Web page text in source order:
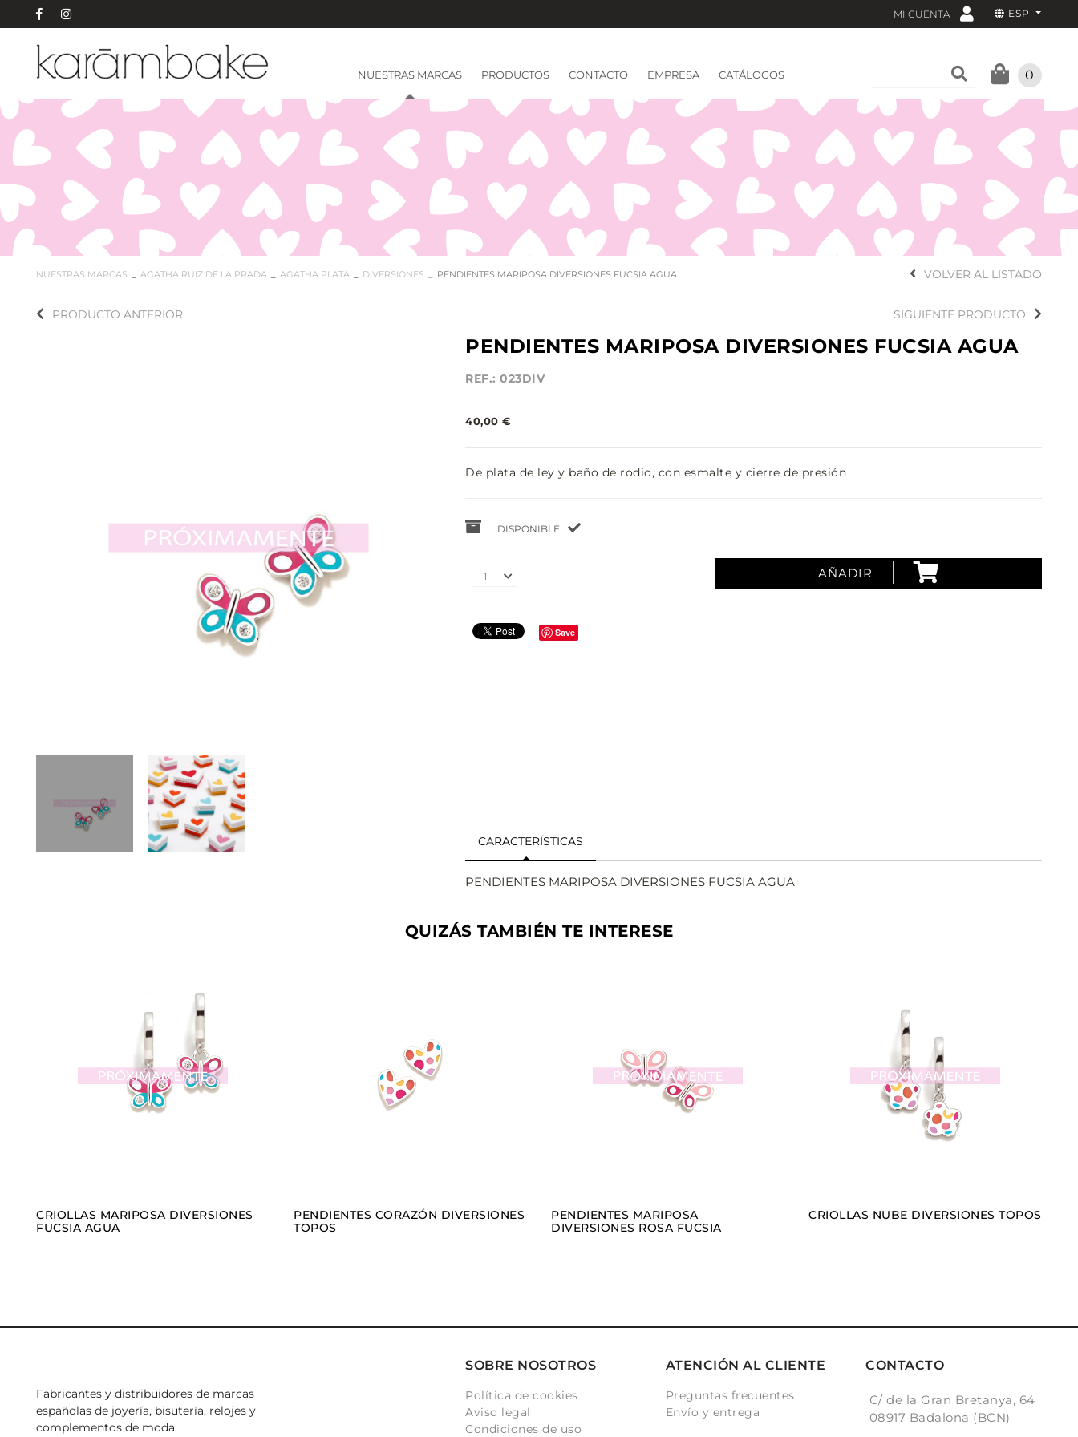
MI CUENTA ESP
NUESTRAS MARCAS PRODUCTOS CONTACTO EMPRESA CATÁLOGOS 0
NUESTRAS MARCAS AGATHA RUIZ DE LA PRADA AGATHA PLATA DIVERSIONES PENDIENTES MARIPOSA DIVERSIONES FUCSIA AGUA VOLVER AL LISTADO
SIGUIENTE PRODUCTO
PRODUCTO ANTERIOR
PENDIENTES MARIPOSA DIVERSIONES FUCSIA AGUA
REF.: 023DIV
40,00 €
De plata de ley y baño de rodio, con esmalte y cierre de presión
DISPONIBLE
1 AÑADIR
Save
CARACTERÍSTICAS
PENDIENTES MARIPOSA DIVERSIONES FUCSIA AGUA
QUIZÁS TAMBIÉN TE INTERESE
VER AÑADIR
CRIOLLAS MARIPOSA DIVERSIONES
FUCSIA AGUA
VER AÑADIR
PENDIENTES CORAZÓN DIVERSIONES
TOPOS
VER AÑADIR
PENDIENTES MARIPOSA
DIVERSIONES ROSA FUCSIA
VER AÑADIR
CRIOLLAS NUBE DIVERSIONES TOPOS
Fabricantes y distribuidores de marcas
españolas de joyería, bisutería, relojes y
complementos de moda.
SOBRE NOSOTROS
Política de cookies
Aviso legal
Condiciones de uso
ATENCIÓN AL CLIENTE
Preguntas frecuentes
Envío y entrega
CONTACTO
C/ de la Gran Bretanya, 64
08917 Badalona (BCN)